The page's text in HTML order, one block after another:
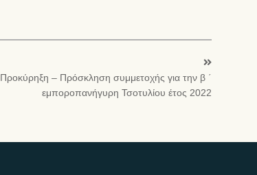
Προκύρηξη – Πρόσκληση συμμετοχής για την β ΄
εμποροπανήγυρη Τσοτυλίου έτος 2022